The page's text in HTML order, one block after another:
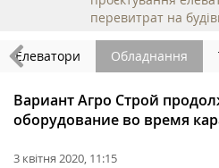
перевитрат на
Елеватори Обладнання
Вариант Агро Строй
оборудование во время
3 квітня 2020, 11:15